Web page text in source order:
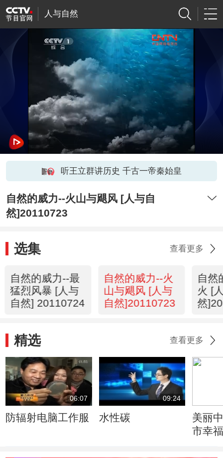
人与自然
听王立群讲历史 千古一帝秦始皇
自然的威力--火山与飓风 [人与自
然]20110723
选集 查看更多
自然的威力--最
猛烈风暴 [人与
自然] 20110724
自然的威力--火
山与飓风 [人与
自然]20110723
自然
火 [
然
精选 查看更多
06:07
防辐射电脑工作服
09:24
水性碳
美丽
市幸